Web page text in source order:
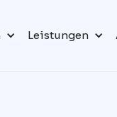
Leistungen